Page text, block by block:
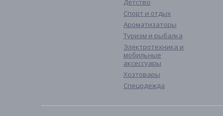
Детство
Спорт и отдых
Ароматизаторы
Туризм и рыбалка
Электротехника и
мобильные
аксессуары
Хозтовары
Спецодежда